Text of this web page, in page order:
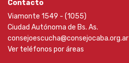
Contacto
Viamonte 1549 - (1055)
Ciudad Autónoma de Bs. As.
consejoescucha@consejocaba.org.ar
Ver teléfonos por áreas